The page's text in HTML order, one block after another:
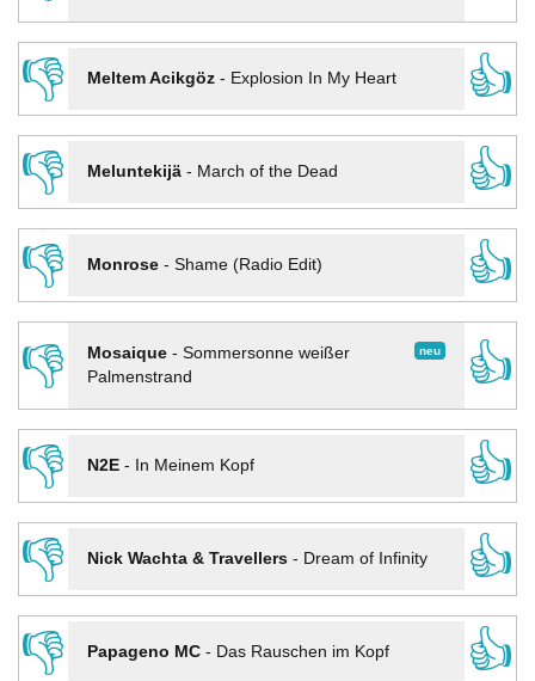
👎
Meltem Acikgöz- Explosion In My Heart
👍
👎
Meluntekijä- March of the Dead
👍
👎
Monrose- Shame (Radio Edit)
👍
👎
neu
Mosaique- Sommersonne weißer
Palmenstrand
👍
👎
N2E- In Meinem Kopf
👍
👎
Nick Wachta & Travellers- Dream of Infinity
👍
👎
Papageno MC- Das Rauschen im Kopf
👍